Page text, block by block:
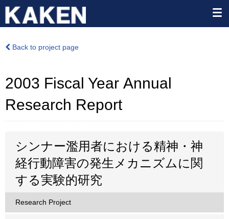
Back to project page
2003 Fiscal Year Annual
Research Report
シンナー濫用者における精神・神
経行動障害の発生メカニズムに関
する実験的研究
Research Project